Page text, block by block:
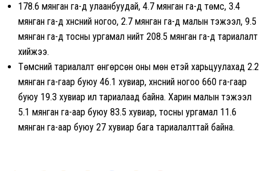
178.6 мянган га-д улаанбуудай, 4.7 мянган га-д төмс, 3.4
мянган га-д хүнсний ногоо, 2.7 мянган га-д малын тэжээл, 9.5
мянган га-д тосны ургамал нийт 208.5 мянган га-д тариалалт
хийжээ.
Төмсний тариалалт өнгөрсөн оны мөн үетэй харьцуулахад 2.2
мянган га-гаар буюу 46.1 хувиар, хүнсний ногоо 660 га-гаар
буюу 19.3 хувиар илүү тариалаад байна. Харин малын тэжээл
5.1 мянган га-аар буюу 83.5 хувиар, тосны ургамал 11.6
мянган га-аар буюу 27 хувиар бага тариалалттай байна.